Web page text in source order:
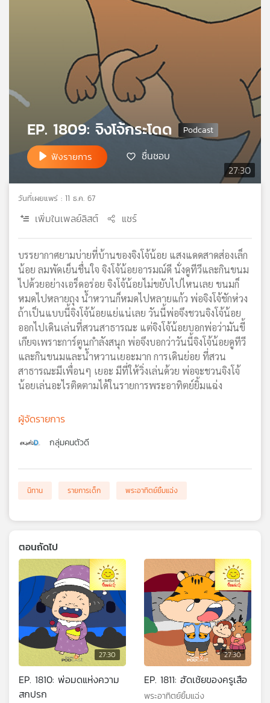
กับ
เครือ
วิทยุ
ไทย
แผนที่
วิทยุ
เครือ
ข่าย
27:30
EP. 1809: จิงโจ้กระโดด
ฟังรายการ ชื่นชอบ
วันที่เผยแพร่ : 11 ธ.ค. 67
เพิ่มในเพลย์ลิสต์ แชร์
บรรยากาศยามบ่ายที่บ้านของจิงโจ้น้อย แสงแดดสาดส่องเล็ก
น้อย ลมพัดเย็นชื่นใจ จิงโจ้น้อยอารมณ์ดี นั่งดูทีวีและกินขนม
ไปด้วยอย่างเอร็ดอร่อย จิงโจ้น้อยไม่ขยับไปไหนเลย ขนมก็
หมดไปหลายถุง น้ำหวานก็หมดไปหลายแก้ว พ่อจิงโจ้ชักห่วง
ถ้าเป็นแบบนี้จิงโจ้น้อยแย่แน่เลย วันนี้พ่อจึงชวนจิงโจ้น้อย
ออกไปเดินเล่นที่สวนสาธารณะ แต่จิงโจ้น้อยบอกพ่อว่ามันขี้
เกียจเพราะการ์ตูนกำลังสนุก พ่อจึงบอกว่าวันนี้จิงโจ้น้อยดูทีวี
และกินขนมและน้ำหวานเยอะมาก การเดินย่อย ที่สวน
สาธารณะมีเพื่อนๆ เยอะ มีที่ให้วิ่งเล่นด้วย พ่อจะชวนจิงโจ้
น้อยเล่นอะไรติดตามได้ในรายการพระอาทิตย์ยิ้มแฉ่ง
ผู้จัดรายการ
กลุ่มคนตัวดี
นิทาน รายการเด็ก พระอาทิตย์ยิ้มแฉ่ง
ตอนถัดไป
27:30
EP. 1810: พ่อมดแห่งความ
สกปรก
27:30
EP. 1811: ฮัดเช้ยของครูเสือ
พระอาทิตย์ยิ้มแฉ่ง